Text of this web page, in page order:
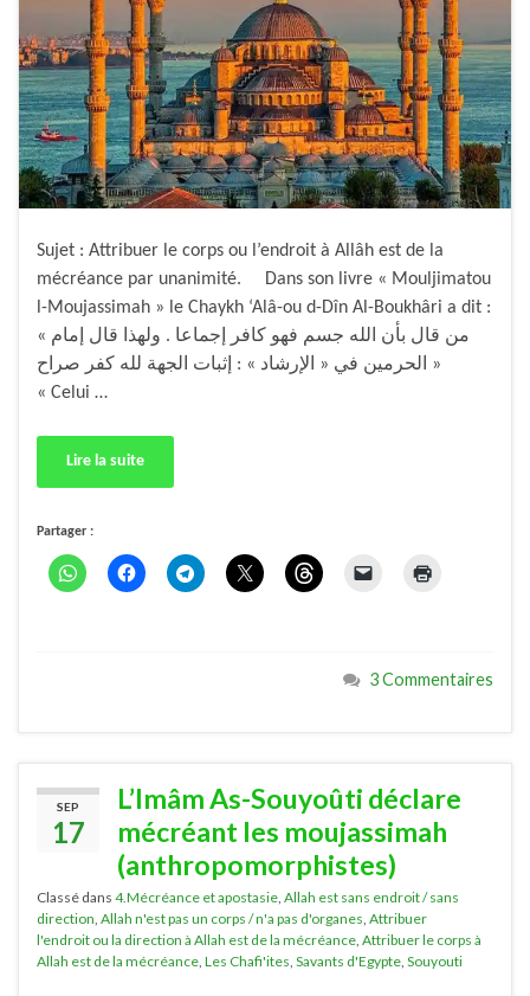
Sujet : Attribuer le corps ou l’endroit à Allâh est de la
mécréance par unanimité. Dans son livre « Mouljimatou
l-Moujassimah » le Chaykh ‘Alâ-ou d-Dîn Al-Boukhâri a dit :
« من قال بأن الله جسم فهو كافر إجماعا . ولهذا قال إمام
الحرمين في « الإرشاد » : إثبات الجهة لله كفر صراح »
« Celui …
Lire la suite
Partager :
3 Commentaires
SEP
17
L’Imâm As-Souyoûti déclare
mécréant les moujassimah
(anthropomorphistes)
Classé dans 4.Mécréance et apostasie, Allah est sans endroit / sans
direction, Allah n'est pas un corps / n'a pas d'organes, Attribuer
l'endroit ou la direction à Allah est de la mécréance, Attribuer le corps à
Allah est de la mécréance, Les Chafi'ites, Savants d'Egypte, Souyouti